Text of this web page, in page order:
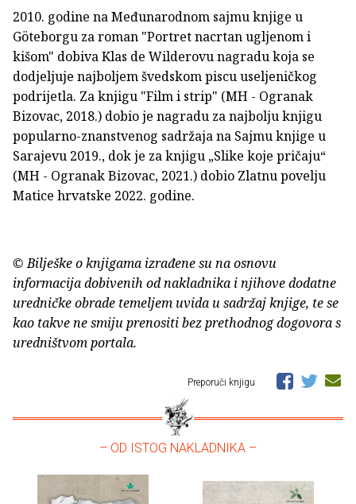
2010. godine na Međunarodnom sajmu knjige u
Göteborgu za roman "Portret nacrtan ugljenom i
kišom" dobiva Klas de Wilderovu nagradu koja se
dodjeljuje najboljem švedskom piscu useljeničkog
podrijetla. Za knjigu "Film i strip" (MH - Ogranak
Bizovac, 2018.) dobio je nagradu za najbolju knjigu
popularno-znanstvenog sadržaja na Sajmu knjige u
Sarajevu 2019., dok je za knjigu „Slike koje pričaju“
(MH - Ogranak Bizovac, 2021.) dobio Zlatnu povelju
Matice hrvatske 2022. godine.
© Bilješke o knjigama izrađene su na osnovu
informacija dobivenih od nakladnika i njihove dodatne
uredničke obrade temeljem uvida u sadržaj knjige, te se
kao takve ne smiju prenositi bez prethodnog dogovora s
uredništvom portala.
Preporuči knjigu
– OD ISTOG NAKLADNIKA –